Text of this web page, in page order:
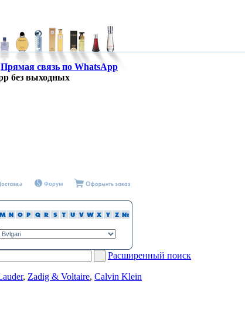
Прямая связь по WhatsApp
без выходных
Расширенный поиск
, Zadig & Voltaire, Calvin Klein